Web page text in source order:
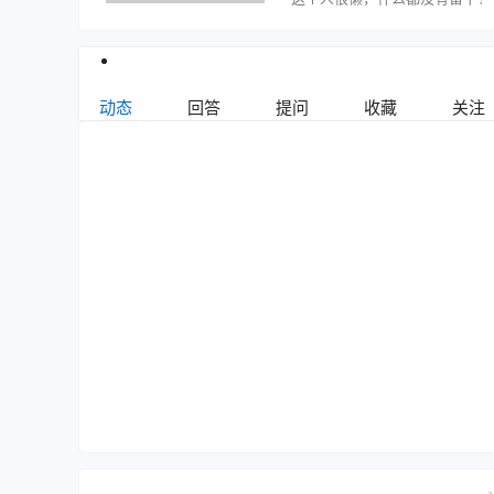
动态 回答 提问 收藏 关注